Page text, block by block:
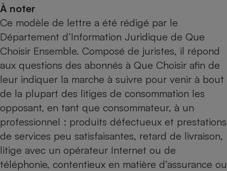
À noter
Ce modèle de lettre a été rédigé par le
Département d’Information Juridique de Que
Choisir Ensemble. Composé de juristes, il répond
aux questions des abonnés à Que Choisir afin de
leur indiquer la marche à suivre pour venir à bout
de la plupart des litiges de consommation les
opposant, en tant que consommateur, à un
professionnel : produits défectueux et prestations
de services peu satisfaisantes, retard de livraison,
litige avec un opérateur Internet ou de
téléphonie, contentieux en matière d’assurance ou